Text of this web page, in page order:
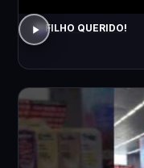
O FILHO QUERIDO!